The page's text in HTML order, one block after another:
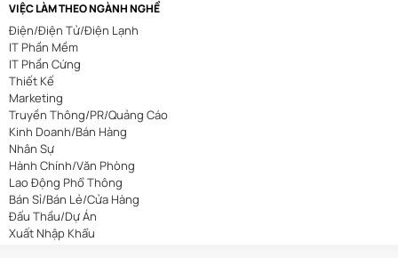
VIỆC LÀM THEO NGÀNH NGHỀ
Điện/Điện Tử/Điện Lạnh
IT Phần Mềm
IT Phần Cứng
Thiết Kế
Marketing
Truyền Thông/PR/Quảng Cáo
Kinh Doanh/Bán Hàng
Nhân Sự
Hành Chính/Văn Phòng
Lao Động Phổ Thông
Bán Sỉ/Bán Lẻ/Cửa Hàng
Đấu Thầu/Dự Án
Xuất Nhập Khẩu